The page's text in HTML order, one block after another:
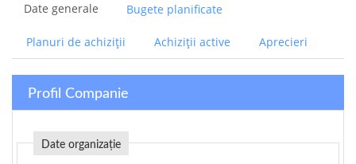
Date generale Bugete planificate
Planuri de achiziții Achiziții active Aprecieri
Profil Companie
Date organizație